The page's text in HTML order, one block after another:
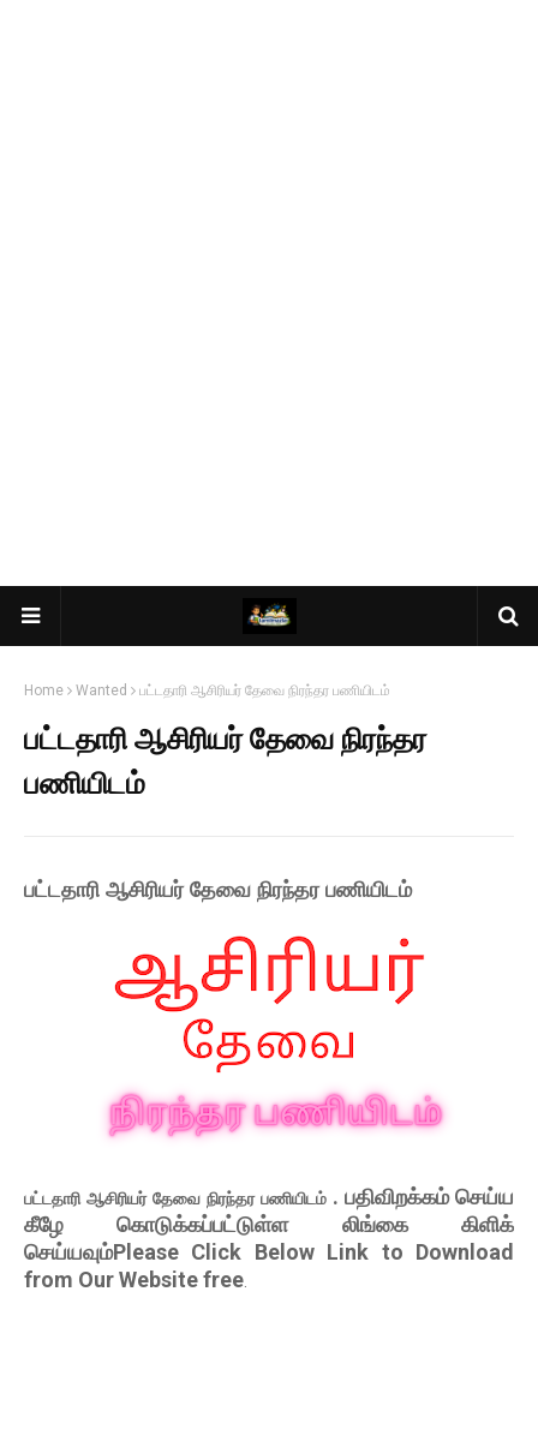
Home Wanted பட்டதாரி ஆசிரியர் தேவை நிரந்தர பணியிடம்
பட்டதாரி ஆசிரியர் தேவை நிரந்தர
பணியிடம்
பட்டதாரி ஆசிரியர் தேவை நிரந்தர பணியிடம்
பட்டதாரி ஆசிரியர் தேவை நிரந்தர பணியிடம் . பதிவிறக்கம் செய்ய
கீழே கொடுக்கப்பட்டுள்ள லிங்கை கிளிக்
செய்யவும்Please Click Below Link to Download
from Our Website free